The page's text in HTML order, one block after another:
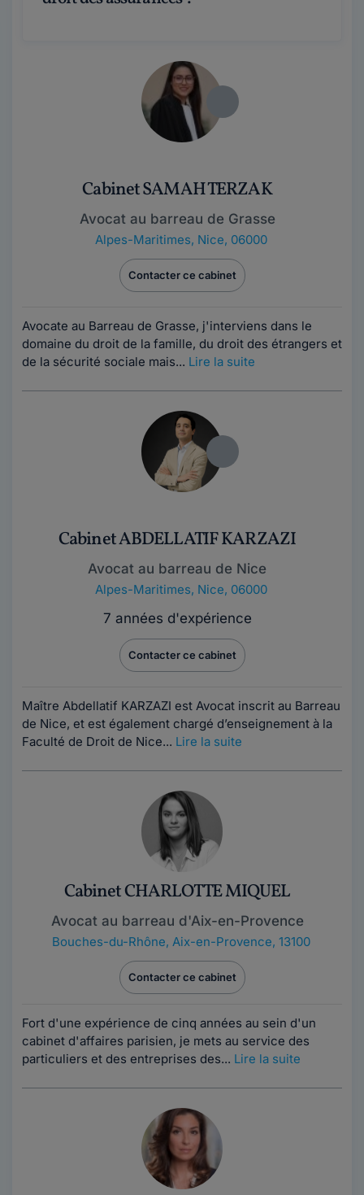
Cabinet SAMAH TERZAK
Avocat au barreau de Grasse
Alpes-Maritimes, Nice, 06000
Contacter ce cabinet
Avocate au Barreau de Grasse, j'interviens dans le
domaine du droit de la famille, du droit des étrangers et
de la sécurité sociale mais... Lire la suite
Cabinet ABDELLATIF KARZAZI
Avocat au barreau de Nice
Alpes-Maritimes, Nice, 06000
7 années d'expérience
Contacter ce cabinet
Maître Abdellatif KARZAZI est Avocat inscrit au Barreau
de Nice, et est également chargé d’enseignement à la
Faculté de Droit de Nice... Lire la suite
Cabinet CHARLOTTE MIQUEL
Avocat au barreau d'Aix-en-Provence
Bouches-du-Rhône, Aix-en-Provence, 13100
Contacter ce cabinet
Fort d'une expérience de cinq années au sein d'un
cabinet d'affaires parisien, je mets au service des
particuliers et des entreprises des... Lire la suite